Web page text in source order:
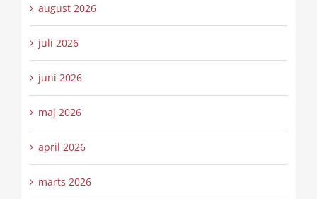
august 2026
juli 2026
juni 2026
maj 2026
april 2026
marts 2026